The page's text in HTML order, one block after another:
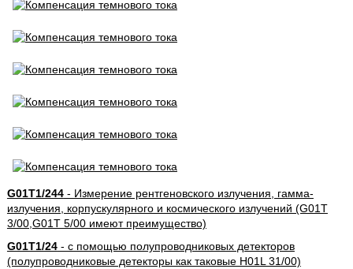
G01T1/244- Измерение рентгеновского излучения, гамма-
излучения, корпускулярного и космического излучений (G01T
3/00,G01T 5/00 имеют преимущество)
G01T1/24- с помощью полупроводниковых детекторов
(полупроводниковые детекторы как таковые H01L 31/00)